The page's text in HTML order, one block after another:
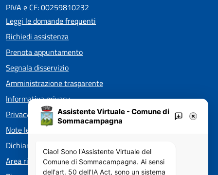
PIVA e CF: 00259810232
Leggi le domande frequenti
Richiedi assistenza
Prenota appuntamento
Segnala disservizio
Amministrazione trasparente
Informativa privacy
Privacy policy EOS
Note legali
Dichiarazione di accessibilità
Area riservata
Assistente Virtuale - Comune di
Sommacampagna
Ciao! Sono l'Assistente Virtuale del
Comune di Sommacampagna. Ai sensi
dell'art. 50 dell'IA Act, sono un sistema